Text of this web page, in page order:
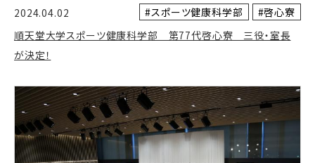
2024.04.02 #スポーツ健康科学部
#啓心寮
順天堂大学スポーツ健康科学部 第77代啓心寮 三役・室長
が決定！